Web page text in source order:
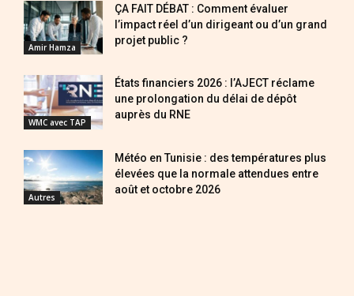
Amir Hamza
ÇA FAIT DÉBAT : Comment évaluer
l’impact réel d’un dirigeant ou d’un grand
projet public ?
WMC avec TAP
États financiers 2026 : l’AJECT réclame
une prolongation du délai de dépôt
auprès du RNE
Autres
Météo en Tunisie : des températures plus
élevées que la normale attendues entre
août et octobre 2026